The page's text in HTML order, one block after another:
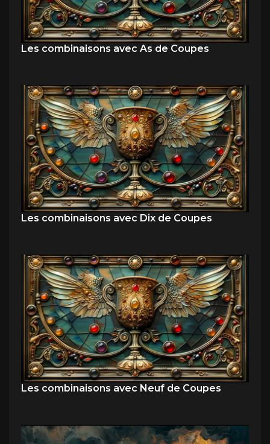
Les combinaisons avec As de Coupes
Les combinaisons avec Dix de Coupes
Les combinaisons avec Neuf de Coupes